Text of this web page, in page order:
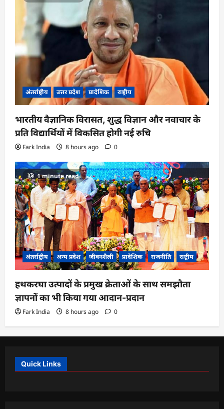
अंतर्राष्ट्रीय उत्तर प्रदेश प्रादेशिक राष्ट्रीय
भारतीय वैज्ञानिक विरासत, शुद्ध विज्ञान और नवाचार के
प्रति विद्यार्थियों में विकसित होगी नई रुचि
Fark India 8 hours ago 0
1 minute read
अंतर्राष्ट्रीय अन्य प्रदेश जीवनशैली प्रादेशिक राजनीति राष्ट्रीय
हथकरघा उत्पादों के प्रमुख क्रेताओं के साथ समझौता
ज्ञापनों का भी किया गया आदान-प्रदान
Fark India 8 hours ago 0
Quick Links